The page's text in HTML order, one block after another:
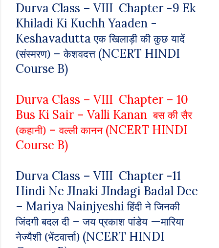
Durva Class – VIII Chapter -9 Ek
Khiladi Ki Kuchh Yaaden -
Keshavadutta एक खिलाड़ी की कुछ यादें
(संस्मरण) –केशवदत्त (NCERT HINDI
Course B)
Durva Class – VIII Chapter – 10
Bus Ki Sair – Valli Kanan बस की सैर
(कहानी) –वल्ली कानन (NCERT HINDI
Course B)
Durva Class – VIII Chapter -11
Hindi Ne JInaki JIndagi Badal Dee
– Mariya Nainjyeshi हिंदी ने जिनकी
जिंदगी बदल दी –जय प्रकाश पांडेय —मारिया
नेज्यैशी (भेंटवार्त्ता) (NCERT HINDI